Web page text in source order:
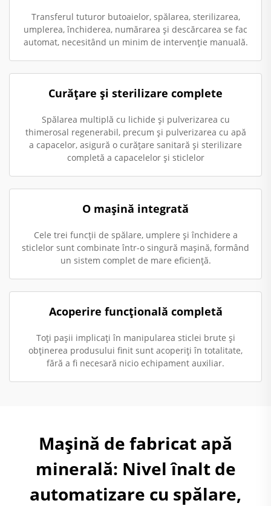
Transferul tuturor butoaielor, spălarea, sterilizarea,
umplerea, închiderea, numărarea și descărcarea se fac
automat, necesitând un minim de intervenție manuală.
Curățare și sterilizare complete
Spălarea multiplă cu lichide și pulverizarea cu
thimerosal regenerabil, precum și pulverizarea cu apă
a capacelor, asigură o curățare sanitară și sterilizare
completă a capacelelor și sticlelor
O mașină integrată
Cele trei funcții de spălare, umplere și închidere a
sticlelor sunt combinate într-o singură mașină, formând
un sistem complet de mare eficiență.
Acoperire funcțională completă
Toți pașii implicați în manipularea sticlei brute și
obținerea produsului finit sunt acoperiți în totalitate,
fără a fi necesară nicio echipament auxiliar.
Mașină de fabricat apă
minerală: Nivel înalt de
automatizare cu spălare,